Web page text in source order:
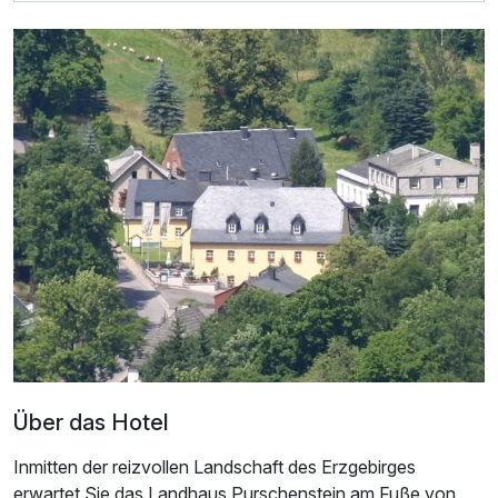
Ausstattung
Zusatznächte
Für 6 Tage p.P. ab178,00 €
Einzelzimmer
1 Erwachsenen und 1 Kind
Über das Hotel
Inmitten der reizvollen Landschaft des Erzgebirges
erwartet Sie das Landhaus Purschenstein am Fuße von